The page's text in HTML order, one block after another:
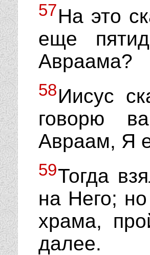
57На это
еще
Авраама?
58Иисус
говорю
Авраам, Я
59Тогда
на Него;
храма,
далее.